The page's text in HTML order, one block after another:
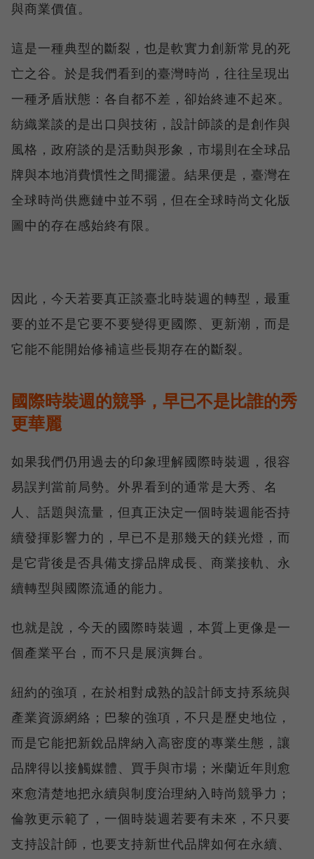
與商業價值。
這是一種典型的斷裂，也是軟實力創新常見的死
亡之谷。於是我們看到的臺灣時尚，往往呈現出
一種矛盾狀態：各自都不差，卻始終連不起來。
紡織業談的是出口與技術，設計師談的是創作與
風格，政府談的是活動與形象，市場則在全球品
牌與本地消費慣性之間擺盪。結果便是，臺灣在
全球時尚供應鏈中並不弱，但在全球時尚文化版
圖中的存在感始終有限。
因此，今天若要真正談臺北時裝週的轉型，最重
要的並不是它要不要變得更國際、更新潮，而是
它能不能開始修補這些長期存在的斷裂。
國際時裝週的競爭，早已不是比誰的秀
更華麗
如果我們仍用過去的印象理解國際時裝週，很容
易誤判當前局勢。外界看到的通常是大秀、名
人、話題與流量，但真正決定一個時裝週能否持
續發揮影響力的，早已不是那幾天的鎂光燈，而
是它背後是否具備支撐品牌成長、商業接軌、永
續轉型與國際流通的能力。
也就是說，今天的國際時裝週，本質上更像是一
個產業平台，而不只是展演舞台。
紐約的強項，在於相對成熟的設計師支持系統與
產業資源網絡；巴黎的強項，不只是歷史地位，
而是它能把新銳品牌納入高密度的專業生態，讓
品牌得以接觸媒體、買手與市場；米蘭近年則愈
來愈清楚地把永續與制度治理納入時尚競爭力；
倫敦更示範了，一個時裝週若要有未來，不只要
支持設計師，也要支持新世代品牌如何在永續、